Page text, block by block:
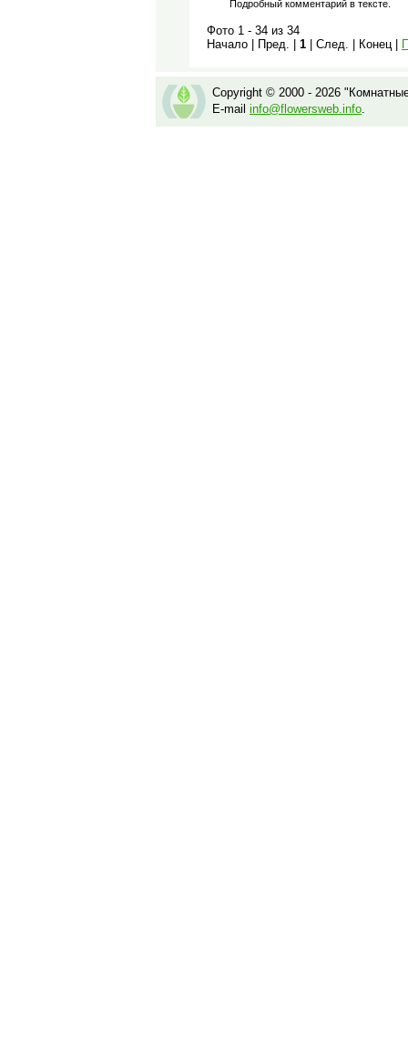
Подробный комментарий в тексте.
Фото 1 - 34 из 34
Начало | Пред. | 1 | След. | Конец |
Copyright © 2000 - 2026
E-mail info@flowersweb.info.